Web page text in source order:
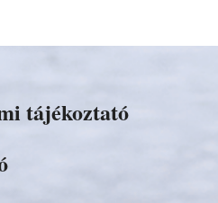
tájékoztató